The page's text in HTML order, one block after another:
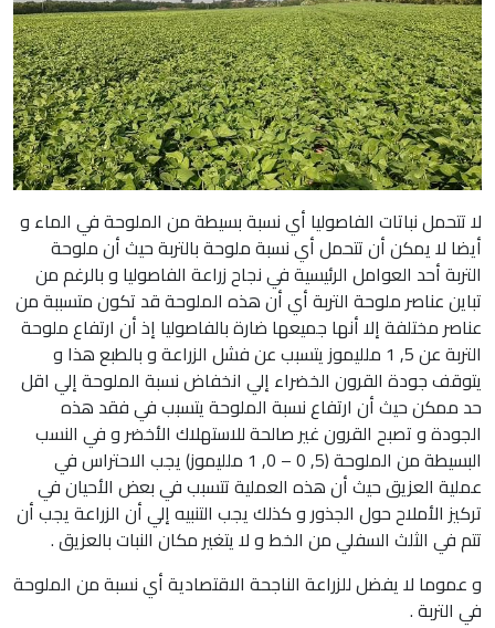
لا تتحمل نباتات الفاصوليا أي نسبة بسيطة من الملوحة في الماء و
أيضا لا يمكن أن تتحمل أي نسبة ملوحة بالتربة حيث أن ملوحة
التربة أحد العوامل الرئيسية في نجاح زراعة الفاصوليا و بالرغم من
تباين عناصر ملوحة التربة أي أن هذه الملوحة قد تكون متسببة من
عناصر مختلفة إلا أنها جميعها ضارة بالفاصوليا إذ أن ارتفاع ملوحة
التربة عن 5, 1 ملليموز يتسبب عن فشل الزراعة و بالطبع هذا و
يتوقف جودة القرون الخضراء إلي انخفاض نسبة الملوحة إلي اقل
حد ممكن حيث أن ارتفاع نسبة الملوحة يتسبب في فقد هذه
الجودة و تصبح القرون غير صالحة للاستهلاك الأخضر و في النسب
البسيطة من الملوحة (5, 0 – 0, 1 ملليموز) يجب الاحتراس في
عملية العزيق حيث أن هذه العملية تتسبب في بعض الأحيان في
تركيز الأملاح حول الجذور و كذلك يجب التنبيه إلي أن الزراعة يجب أن
تتم في الثلث السفلي من الخط و لا يتغير مكان النبات بالعزيق .
و عموما لا يفضل للزراعة الناجحة الاقتصادية أي نسبة من الملوحة
في التربة .